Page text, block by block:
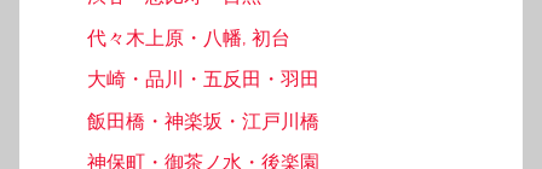
代々木上原・八幡, 初台
大崎・品川・五反田・羽田
飯田橋・神楽坂・江戸川橋
神保町・御茶ノ水・後楽園